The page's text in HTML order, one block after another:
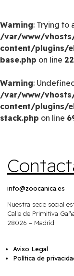
Warning: Trying to
/var/www/
content/plugins/
base.php on line
Warning:
/var/www/
content/plugins/
stack.php on line
info@zoocanica.es
Nuestra sede social
Calle de Primitiva
28026 – Madrid.
Aviso Legal
Política de